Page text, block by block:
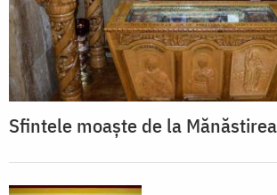
Sfintele moaște de la